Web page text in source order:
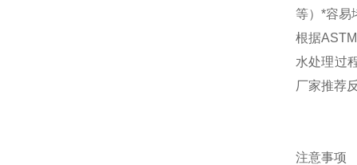
等）*容易
根据
水处理过
厂家推荐
注意事项